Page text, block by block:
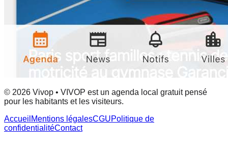
© 2026 Vivop • VIVOP est un agenda local gratuit pensé
pour les habitants et les visiteurs.
Accueil Mentions légalesCGUPolitique de
confidentialitéContact